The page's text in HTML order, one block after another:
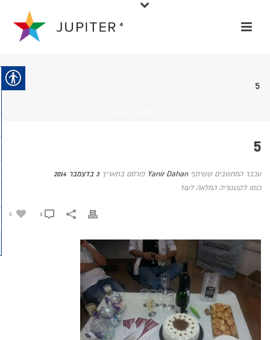
5
5
עכבר המחשבים ששיתףYanir Dahan פורסם בתאריך3 בדצמבר 2014
כנסו לקטגוריה המלאה לעוד
0